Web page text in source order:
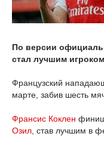
По версии
стал лучшим
Французский
марте, забив шесть
Франсис Коклен
Озил, став лучшим в